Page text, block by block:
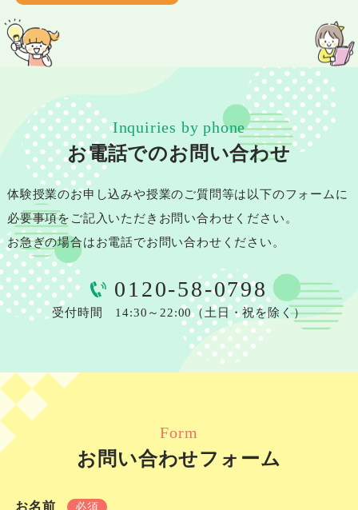
Inquiries by phone
お電話でのお問い合わせ
体験授業のお申し込みや授業のご質問等は以下のフォームに
必要事項をご記入いただきお問い合わせください。
お急ぎの場合はお電話でお問い合わせください。
0120-58-0798
受付時間 14:30～22:00（土日・祝を除く）
Form
お問い合わせフォーム
お名前 必須